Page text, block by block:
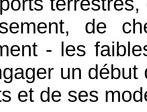
de
- les
un
et de ses